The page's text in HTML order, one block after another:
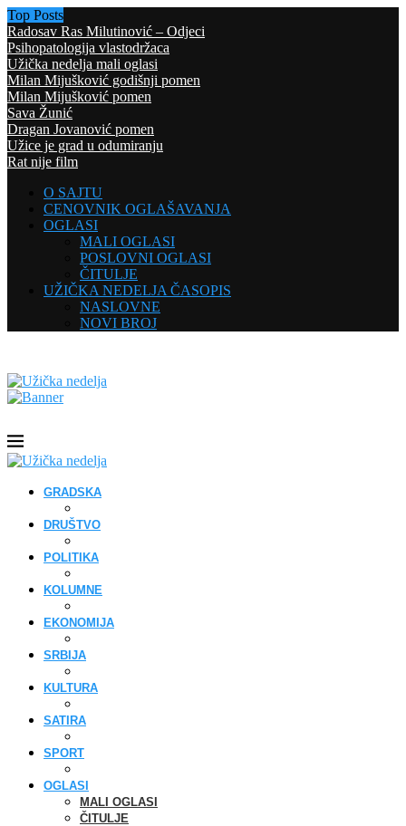
Top Posts
Radosav Ras Milutinović – Odjeci
Psihopatologija vlastodržaca
Užička nedelja mali oglasi
Milan Mijušković godišnji pomen
Milan Mijušković pomen
Sava Žunić
Dragan Jovanović pomen
Užice je grad u odumiranju
Rat nije film
O SAJTU
CENOVNIK OGLAŠAVANJA
OGLASI
MALI OGLASI
POSLOVNI OGLASI
ČITULJE
UŽIČKA NEDELJA ČASOPIS
NASLOVNE
NOVI BROJ
GRADSKA
DRUŠTVO
POLITIKA
KOLUMNE
EKONOMIJA
SRBIJA
KULTURA
SATIRA
SPORT
OGLASI
MALI OGLASI
ČITULJE